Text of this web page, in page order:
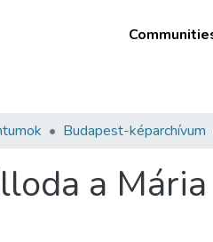
Budapest-képarchívum
a